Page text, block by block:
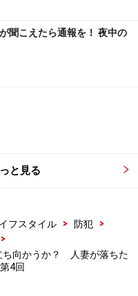
聞こえたら通報を！ 夜中の
と見る
フスタイル > 防犯
>
>
向かうか？ 人妻が落ちた
4回